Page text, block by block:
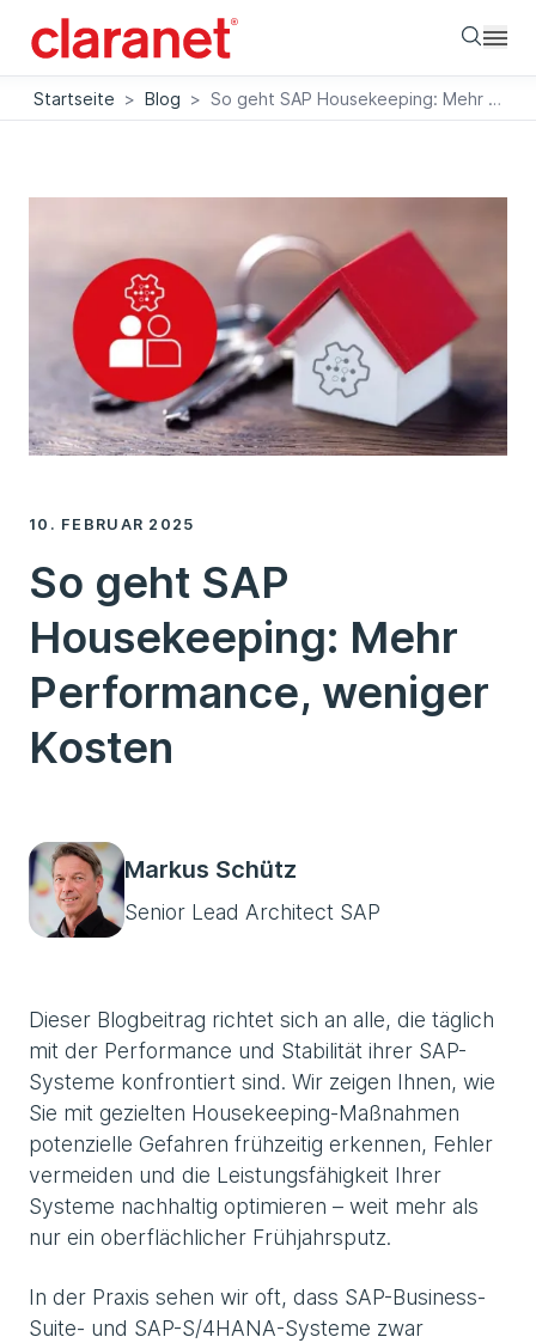
Startseite > Blog > So geht SAP Housekeeping: Mehr Performance, weniger Kosten
10. FEBRUAR 2025
So geht SAP
Housekeeping: Mehr
Performance, weniger
Kosten
Markus Schütz
Senior Lead Architect SAP
Dieser Blogbeitrag richtet sich an alle, die täglich
mit der Performance und Stabilität ihrer SAP-
Systeme konfrontiert sind. Wir zeigen Ihnen, wie
Sie mit gezielten Housekeeping-Maßnahmen
potenzielle Gefahren frühzeitig erkennen, Fehler
vermeiden und die Leistungsfähigkeit Ihrer
Systeme nachhaltig optimieren – weit mehr als
nur ein oberflächlicher Frühjahrsputz.
In der Praxis sehen wir oft, dass SAP-Business-
Suite- und SAP-S/4HANA-Systeme zwar